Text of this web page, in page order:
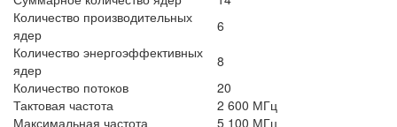
Количество производительных
ядер
6
Количество энергоэффективных
ядер
8
Количество потоков
20
Тактовая частота
2 600 МГц
Максимальная частота
5 100 МГц